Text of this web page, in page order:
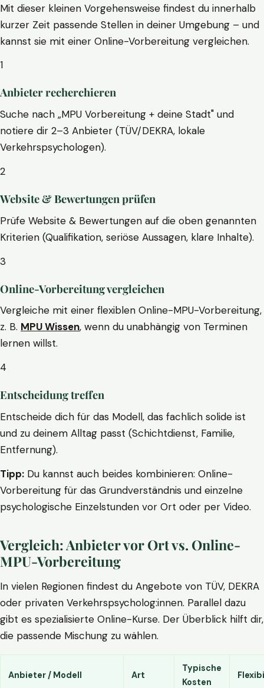
Mit dieser kleinen Vorgehensweise findest du innerhalb
kurzer Zeit passende Stellen in deiner Umgebung – und
kannst sie mit einer Online-Vorbereitung vergleichen.
1
Anbieter recherchieren
Suche nach „MPU Vorbereitung + deine Stadt" und
notiere dir 2–3 Anbieter (TÜV/DEKRA, lokale
Verkehrspsychologen).
2
Website & Bewertungen prüfen
Prüfe Website & Bewertungen auf die oben genannten
Kriterien (Qualifikation, seriöse Aussagen, klare Inhalte).
3
Online-Vorbereitung vergleichen
Vergleiche mit einer flexiblen Online-MPU-Vorbereitung,
z. B. MPU Wissen, wenn du unabhängig von Terminen
lernen willst.
4
Entscheidung treffen
Entscheide dich für das Modell, das fachlich solide ist
und zu deinem Alltag passt (Schichtdienst, Familie,
Entfernung).
Tipp: Du kannst auch beides kombinieren: Online-
Vorbereitung für das Grundverständnis und einzelne
psychologische Einzelstunden vor Ort oder per Video.
Vergleich: Anbieter vor Ort vs. Online-
MPU-Vorbereitung
In vielen Regionen findest du Angebote von TÜV, DEKRA
oder privaten Verkehrspsycholog:innen. Parallel dazu
gibt es spezialisierte Online-Kurse. Der Überblick hilft dir,
die passende Mischung zu wählen.
Anbieter / Modell Art
Typische
Kosten